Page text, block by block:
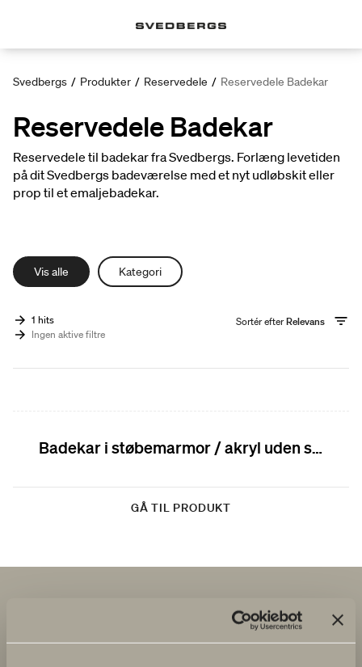
Svedbergs / Produkter / Reservedele / Reservedele Badekar
Reservedele Badekar
Reservedele til badekar fra Svedbergs. Forlæng levetiden
på dit Svedbergs badeværelse med et nyt udløbskit eller
prop til et emaljebadekar.
Vis alle Kategori
1 hits
Ingen aktive filtre
Sortér efterRelevans
Badekar i støbemarmor / akryl uden system reservedele
GÅ TIL PRODUKT